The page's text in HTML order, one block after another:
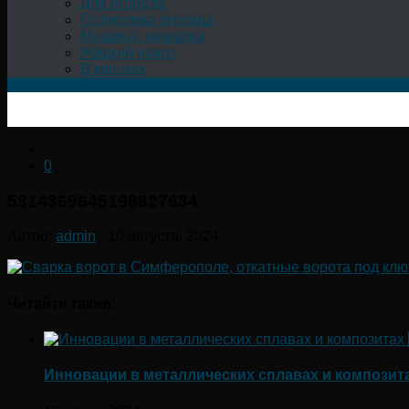
Для огорода
Подкормка огорода
Машина, мешалка
Жидкий навоз
В мешках
0
admin
Инновации в металлических сплавах и